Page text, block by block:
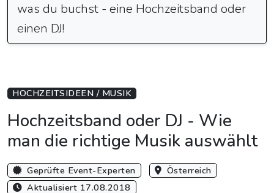
was du buchst - eine Hochzeitsband oder
einen DJ!
HOCHZEITSIDEEN / MUSIK
Hochzeitsband oder DJ - Wie
man die richtige Musik auswählt
Geprüfte Event-Experten
Österreich
Aktualisiert 17.08.2018